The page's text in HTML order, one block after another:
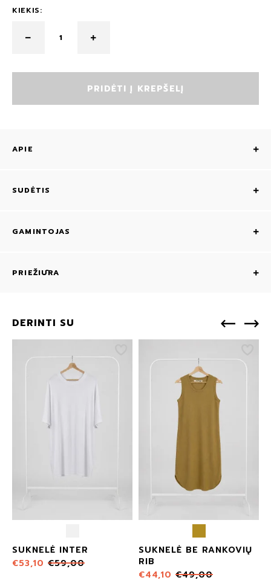
KIEKIS:
PRIDĖTI Į KREPŠELĮ
APIE
SUDĖTIS
GAMINTOJAS
PRIEŽIŪRA
DERINTI SU
SUKNELĖ INTER
€53,10 €59,00
SUKNELĖ BE RANKOVIŲ
RIB
€44,10 €49,00